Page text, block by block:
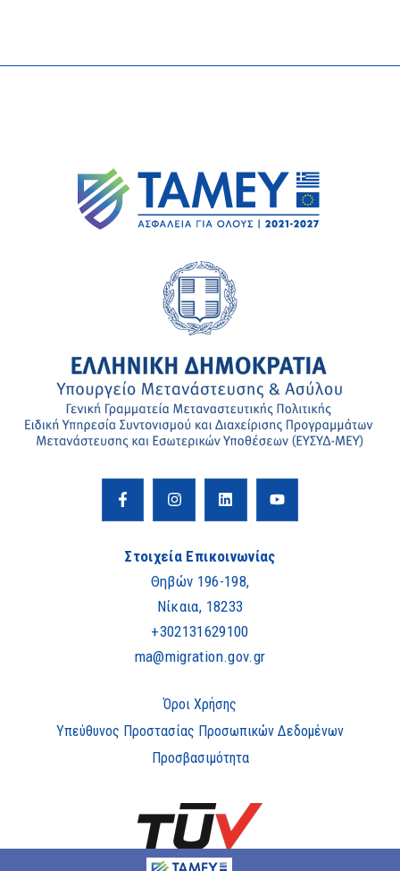
Στοιχεία Επικοινωνίας
Θηβών 196-198,
Νίκαια, 18233
+302131629100
ma@migration.gov.gr
Όροι Χρήσης
Υπεύθυνος Προστασίας Προσωπικών Δεδομένων
Προσβασιμότητα